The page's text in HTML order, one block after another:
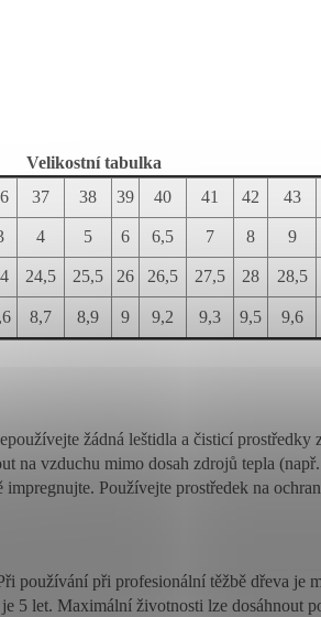
Velikostní tabulka
37 38 39 40 41 42 43
4 5 6 6,5 7 8 9
24,5 25,5 26 26,5 27,5 28 28,5
8,7 8,9 9 9,2 9,3 9,5 9,6
žádná leštidla a čisticí prostředky
na vzduchu mimo dosah zdrojů tepla
Používejte prostředek na
používání při profesionální těžbě dřeva je
5 let. Maximální životnosti lze dosáhnout